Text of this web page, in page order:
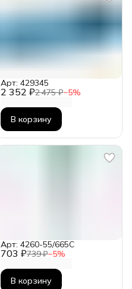
2 352 ₽2 475 ₽−5%
Арт: 429345
В корзину
703 ₽739 ₽−5%
Арт: 4260-55/665C
В корзину